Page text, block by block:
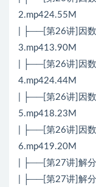
2.mp424.55M
| ├──[第26讲]因
3.mp413.90M
| ├──[第26讲]因
4.mp424.44M
| ├──[第26讲]因
5.mp418.23M
| ├──[第26讲]因
6.mp419.20M
| ├──[第27讲]解
| ├──[第27讲]解